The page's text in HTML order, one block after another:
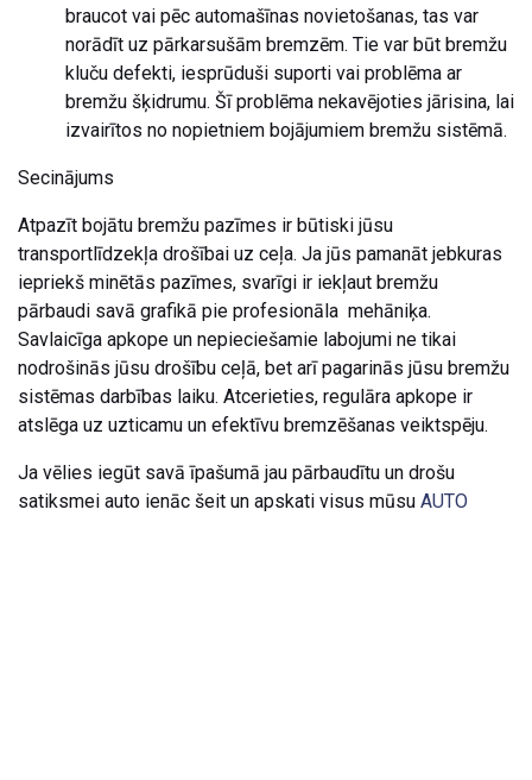
braucot vai pēc automašīnas novietošanas, tas var
norādīt uz pārkarsušām bremzēm. Tie var būt bremžu
kluču defekti, iesprūduši suporti vai problēma ar
bremžu šķidrumu. Šī problēma nekavējoties jārisina, lai
izvairītos no nopietniem bojājumiem bremžu sistēmā.
Secinājums
Atpazīt bojātu bremžu pazīmes ir būtiski jūsu
transportlīdzekļa drošībai uz ceļa. Ja jūs pamanāt jebkuras
iepriekš minētās pazīmes, svarīgi ir iekļaut bremžu
pārbaudi savā grafikā pie profesionāla mehāniķa.
Savlaicīga apkope un nepieciešamie labojumi ne tikai
nodrošinās jūsu drošību ceļā, bet arī pagarinās jūsu bremžu
sistēmas darbības laiku. Atcerieties, regulāra apkope ir
atslēga uz uzticamu un efektīvu bremzēšanas veiktspēju.
Ja vēlies iegūt savā īpašumā jau pārbaudītu un drošu
satiksmei auto ienāc šeit un apskati visus mūsu AUTO